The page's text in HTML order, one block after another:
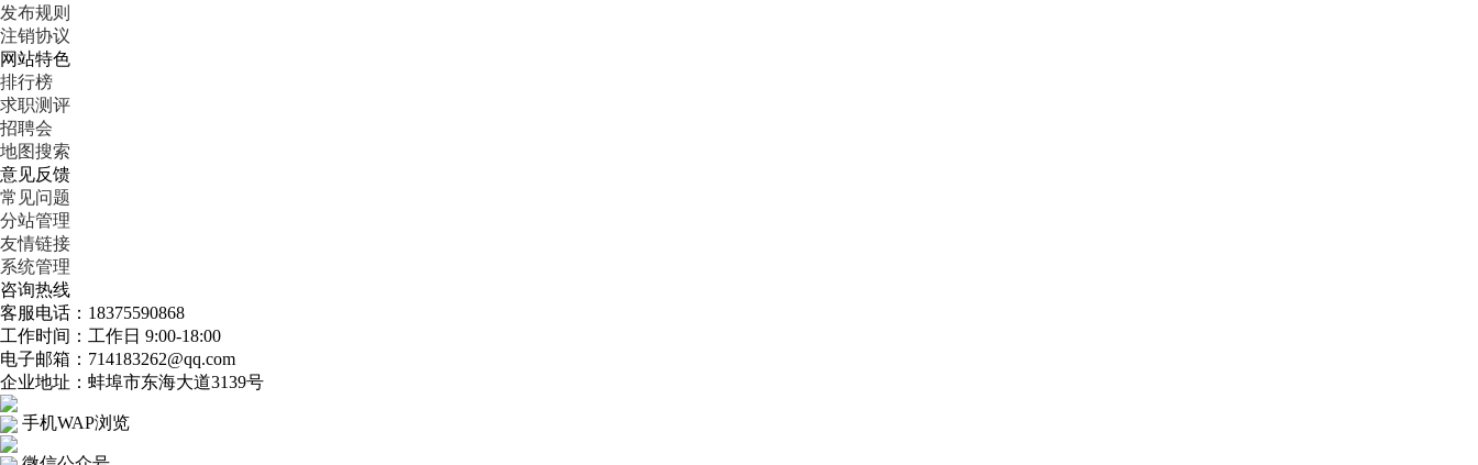
发布规则
注销协议
网站特色
排行榜
求职测评
招聘会
地图搜索
意见反馈
常见问题
分站管理
友情链接
系统管理
咨询热线
客服电话：18375590868
工作时间：工作日 9:00-18:00
电子邮箱：714183262@qq.com
企业地址：蚌埠市东海大道3139号
手机WAP浏览